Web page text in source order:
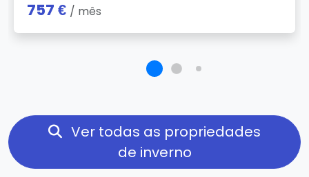
757 € / mês
Ver todas as propriedades
de inverno